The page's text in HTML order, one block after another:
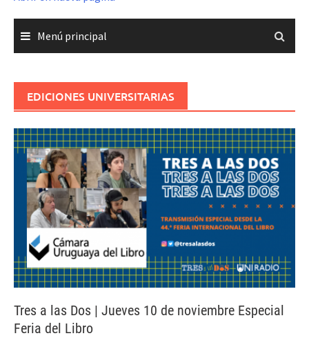
Menú principal
EDICIONES UNIVERSITARIAS
Tres a las Dos | Jueves 10 de noviembre Especial
Feria del Libro